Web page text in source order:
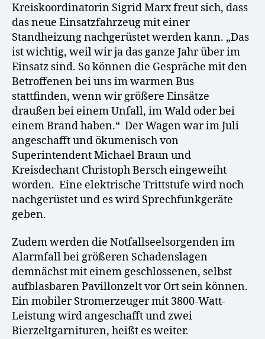
Kreiskoordinatorin Sigrid Marx freut sich, dass
das neue Einsatzfahrzeug mit einer
Standheizung nachgerüstet werden kann. „Das
ist wichtig, weil wir ja das ganze Jahr über im
Einsatz sind. So können die Gespräche mit den
Betroffenen bei uns im warmen Bus
stattfinden, wenn wir größere Einsätze
draußen bei einem Unfall, im Wald oder bei
einem Brand haben.“ Der Wagen war im Juli
angeschafft und ökumenisch von
Superintendent Michael Braun und
Kreisdechant Christoph Bersch eingeweiht
worden. Eine elektrische Trittstufe wird noch
nachgerüstet und es wird Sprechfunkgeräte
geben.
Zudem werden die Notfallseelsorgenden im
Alarmfall bei größeren Schadenslagen
demnächst mit einem geschlossenen, selbst
aufblasbaren Pavillonzelt vor Ort sein können.
Ein mobiler Stromerzeuger mit 3800-Watt-
Leistung wird angeschafft und zwei
Bierzeltgarnituren, heißt es weiter.